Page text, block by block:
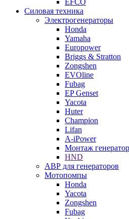
EFCO
Силовая техника
Электрогенераторы
Honda
Yamaha
Europower
Briggs & Stratton
Zongshen
EVOline
Fubag
EP Genset
Yacota
Huter
Champion
Lifan
A-iPower
Монтаж
HND
АВР для генераторов
Мотопомпы
Honda
Yacota
Zongshen
Fubag